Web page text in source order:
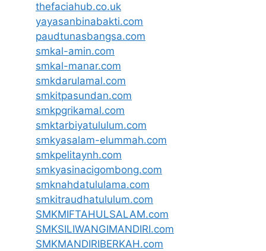
thefaciahub.co.uk
yayasanbinabakti.com
paudtunasbangsa.com
smkal-amin.com
smkal-manar.com
smkdarulamal.com
smkitpasundan.com
smkpgrikamal.com
smktarbiyatululum.com
smkyasalam-elummah.com
smkpelitaynh.com
smkyasinacigombong.com
smknahdatululama.com
smkitraudhatululum.com
SMKMIFTAHULSALAM.com
SMKSILIWANGIMANDIRI.com
SMKMANDIRIBERKAH.com